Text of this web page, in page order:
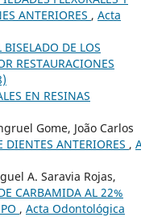
ANTERIORES , Acta
DE LOS
RESTAURACIONES
EN RESINAS
Gome, João Carlos
DIENTES ANTERIORES ,
A. Saravia Rojas,
CARBAMIDA AL 22%
, Acta Odontológica